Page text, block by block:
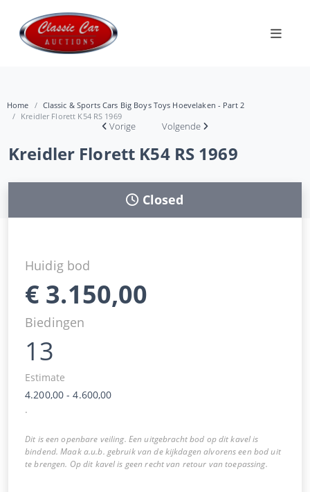
Home
Classic & Sports Cars Big Boys Toys Hoevelaken - Part 2
Kreidler Florett K54 RS 1969
Vorige Volgende
Kreidler Florett K54 RS 1969
Closed
Huidig bod
€ 3.150,00
Biedingen
13
Estimate
4.200,00 -4.600,00
.
Dit is een openbare veiling. Een uitgebracht bod op dit kavel is
bindend. Maak a.u.b. gebruik van de kijkdagen alvorens een bod uit
te brengen. Op dit kavel is geen recht van retour van toepassing.